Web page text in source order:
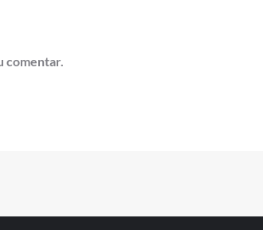
comentar.